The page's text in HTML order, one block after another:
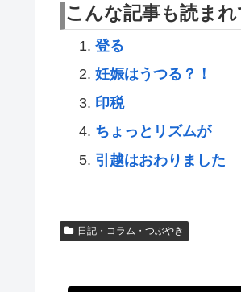
こんな記事も読ま
登る
妊娠はうつる？！
印税
ちょっとリズムが
引越はおわりました
日記・コラム・つぶやき